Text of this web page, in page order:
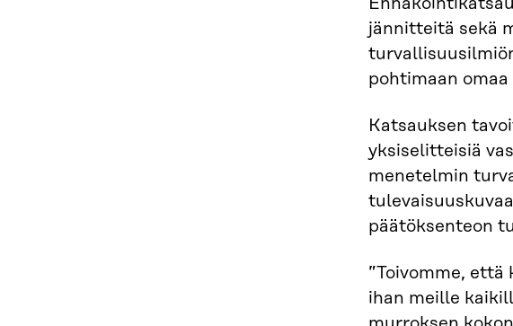
jännitteitä sekä
pohtimaan
Katsauksen
yksiselitteisiä
menetelmin
päätöksenteon
”Toivomme,
ihan meille